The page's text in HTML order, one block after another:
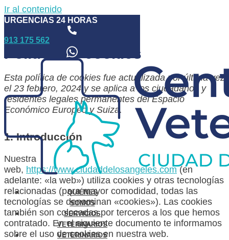
Ir al contenido
URGENCIAS 24 HORAS
913 175 562
QUIÉNES
SOMOS
SERVICIOS
VETERINARIOS
VETERINARIOS
Política de cookies
Política de cookies
Esta política de cookies fue actualizada por última vez
el 23 febrero, 2024 y se aplica a los ciudadanos y
residentes legales permanentes del Espacio
Económico Europeo y Suiza.
1. Introducción
Nuestra
web, https://www.ciudaddelosangeles.com(en
adelante: «la web») utiliza cookies y otras tecnologías
relacionadas (para mayor comodidad, todas las
tecnologías se denominan «cookies»). Las cookies
también son colocadas por terceros a los que hemos
contratado. En el siguiente documento te informamos
sobre el uso de cookies en nuestra web.